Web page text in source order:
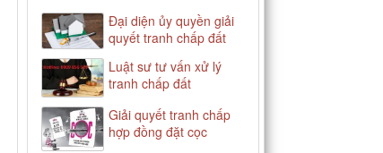
Đại diện ủy quyền giải
quyết tranh chấp đất
Luật sư tư vấn xử lý
tranh chấp đất
Giải quyết tranh chấp
hợp đồng đặt cọc